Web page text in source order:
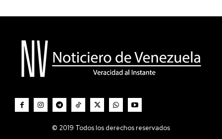
© 2019 Todos los derechos reservados